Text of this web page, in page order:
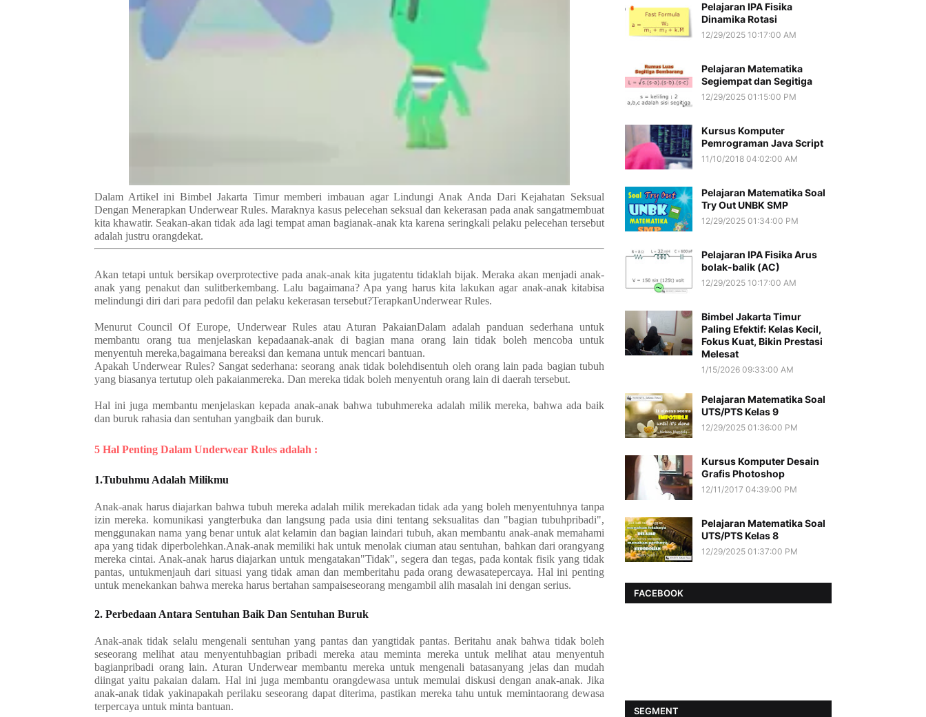
Dalam Artikel ini Bimbel Jakarta Timur memberi imbauan agar Lindungi Anak Anda Dari Kejahatan Seksual
Dengan Menerapkan Underwear Rules. Maraknya kasus pelecehan seksual dan kekerasan pada anak sangatmembuat
kita khawatir. Seakan-akan tidak ada lagi tempat aman bagianak-anak kta karena seringkali pelaku pelecehan tersebut
adalah justru orangdekat.
Akan tetapi untuk bersikap overprotective pada anak-anak kita jugatentu tidaklah bijak. Meraka akan menjadi anak-
anak yang penakut dan sulitberkembang. Lalu bagaimana? Apa yang harus kita lakukan agar anak-anak kitabisa
melindungi diri dari para pedofil dan pelaku kekerasan tersebut?TerapkanUnderwear Rules.
Menurut Council Of Europe, Underwear Rules atau Aturan PakaianDalam adalah panduan sederhana untuk
membantu orang tua menjelaskan kepadaanak-anak di bagian mana orang lain tidak boleh mencoba untuk
menyentuh mereka,bagaimana bereaksi dan kemana untuk mencari bantuan.
Apakah Underwear Rules? Sangat sederhana: seorang anak tidak bolehdisentuh oleh orang lain pada bagian tubuh
yang biasanya tertutup oleh pakaianmereka. Dan mereka tidak boleh menyentuh orang lain di daerah tersebut.
Hal ini juga membantu menjelaskan kepada anak-anak bahwa tubuhmereka adalah milik mereka, bahwa ada baik
dan buruk rahasia dan sentuhan yangbaik dan buruk.
5 Hal Penting Dalam Underwear Rules adalah :
1.Tubuhmu Adalah Milikmu
Anak-anak harus diajarkan bahwa tubuh mereka adalah milik merekadan tidak ada yang boleh menyentuhnya tanpa
izin mereka. komunikasi yangterbuka dan langsung pada usia dini tentang seksualitas dan "bagian tubuhpribadi",
menggunakan nama yang benar untuk alat kelamin dan bagian laindari tubuh, akan membantu anak-anak memahami
apa yang tidak diperbolehkan.Anak-anak memiliki hak untuk menolak ciuman atau sentuhan, bahkan dari orangyang
mereka cintai. Anak-anak harus diajarkan untuk mengatakan"Tidak", segera dan tegas, pada kontak fisik yang tidak
pantas, untukmenjauh dari situasi yang tidak aman dan memberitahu pada orang dewasatepercaya. Hal ini penting
untuk menekankan bahwa mereka harus bertahan sampaiseseorang mengambil alih masalah ini dengan serius.
2. Perbedaan Antara Sentuhan Baik Dan Sentuhan Buruk
Anak-anak tidak selalu mengenali sentuhan yang pantas dan yangtidak pantas. Beritahu anak bahwa tidak boleh
seseorang melihat atau menyentuhbagian pribadi mereka atau meminta mereka untuk melihat atau menyentuh
bagianpribadi orang lain. Aturan Underwear membantu mereka untuk mengenali batasanyang jelas dan mudah
diingat yaitu pakaian dalam. Hal ini juga membantu orangdewasa untuk memulai diskusi dengan anak-anak. Jika
anak-anak tidak yakinapakah perilaku seseorang dapat diterima, pastikan mereka tahu untuk memintaorang dewasa
terpercaya untuk minta bantuan.
Pelajaran IPA Fisika
Dinamika Rotasi
12/29/2025 10:17:00 AM
Pelajaran Matematika
Segiempat dan Segitiga
12/29/2025 01:15:00 PM
Kursus Komputer
Pemrograman Java Script
11/10/2018 04:02:00 AM
Pelajaran Matematika Soal
Try Out UNBK SMP
12/29/2025 01:34:00 PM
Pelajaran IPA Fisika Arus
bolak-balik (AC)
12/29/2025 10:17:00 AM
Bimbel Jakarta Timur
Paling Efektif: Kelas Kecil,
Fokus Kuat, Bikin Prestasi
Melesat
1/15/2026 09:33:00 AM
Pelajaran Matematika Soal
UTS/PTS Kelas 9
12/29/2025 01:36:00 PM
Kursus Komputer Desain
Grafis Photoshop
12/11/2017 04:39:00 PM
Pelajaran Matematika Soal
UTS/PTS Kelas 8
12/29/2025 01:37:00 PM
FACEBOOK
SEGMENT